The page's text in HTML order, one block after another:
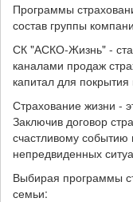
Программы
состав группы
СК "АСКО-Жизнь" -
каналами продаж
капитал для
Страхование жизни -
Заключив договор
счастливому
непредвиденных
Выбирая программы
семьи: